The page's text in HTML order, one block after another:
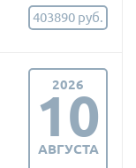
403890 руб.
2026
10
АВГУСТА